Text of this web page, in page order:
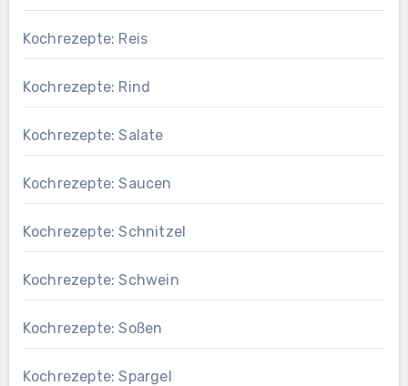
Kochrezepte: Reis
Kochrezepte: Rind
Kochrezepte: Salate
Kochrezepte: Saucen
Kochrezepte: Schnitzel
Kochrezepte: Schwein
Kochrezepte: Soßen
Kochrezepte: Spargel